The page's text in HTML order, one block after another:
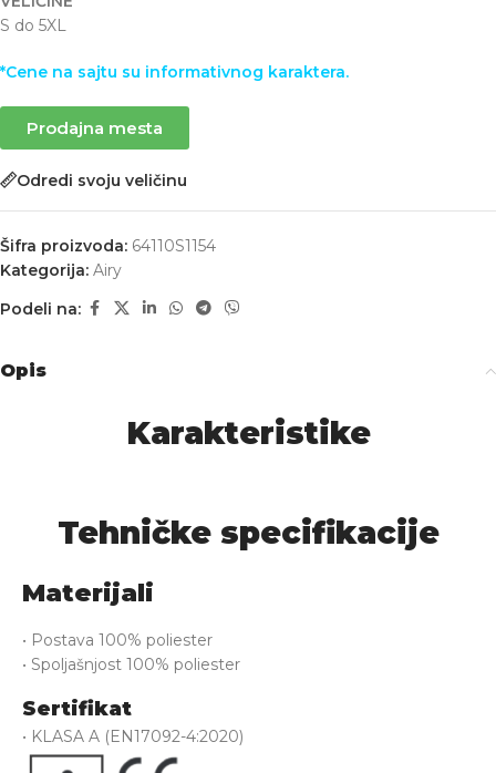
S do 5XL
*Cene na sajtu su informativnog karaktera.
Prodajna mesta
Odredi svoju veličinu
Šifra proizvoda: 64110S1154
Kategorija: Airy
Podeli na:
Opis
Karakteristike
Tehničke specifikacije
Materijali
• Postava 100% poliester
• Spoljašnjost 100% poliester
Sertifikat
• KLASA A (EN17092-4:2020)